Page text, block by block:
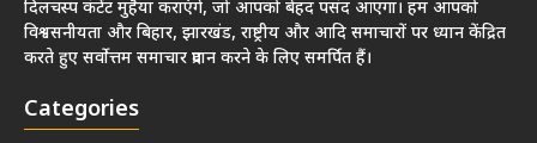
दिलचस्प कंटेंट मुहैया कराएंगे, जो आपको बेहद पसंद आएगा। हम आपको
विश्वसनीयता और बिहार, झारखंड, राष्ट्रीय और आदि समाचारों पर ध्यान केंद्रित
करते हुए सर्वोत्तम समाचार प्रदान करने के लिए समर्पित हैं।
Categories